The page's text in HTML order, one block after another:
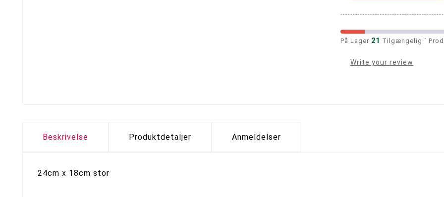
På Lager 21 Tilgængelig ´
Write your review
Beskrivelse Produktdetaljer Anmeldelser
24cm x 18cm stor